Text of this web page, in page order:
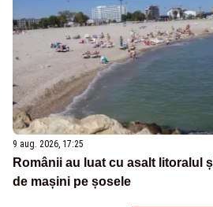
9 aug. 2026, 17:25
Românii au luat cu asalt litoralul
de mașini pe șosele